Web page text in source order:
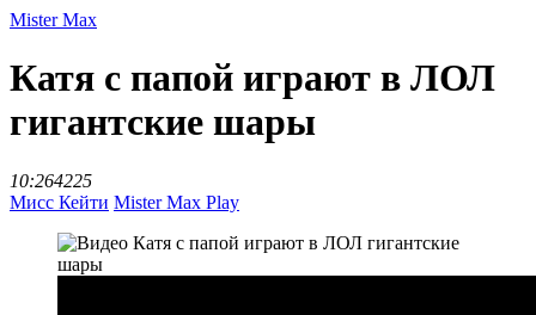
Mister Max
Катя с папой играют в ЛОЛ
гигантские шары
10:264225
Мисс Кейти Mister Max Play